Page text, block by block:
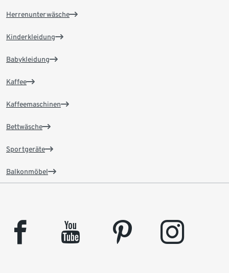
Herrenunterwäsche
Kinderkleidung
Babykleidung
Kaffee
Kaffeemaschinen
Bettwäsche
Sportgeräte
Balkonmöbel
facebook youtube pinterest instagram